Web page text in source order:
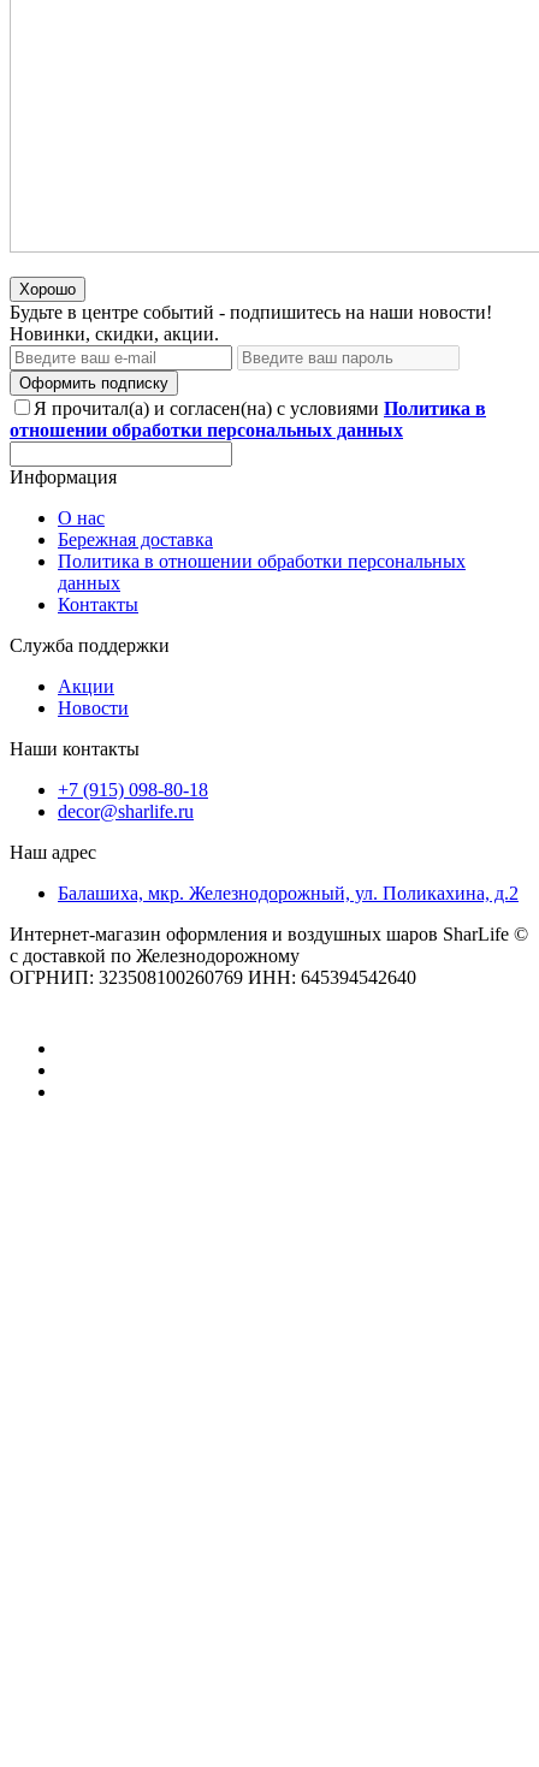
Хорошо
Будьте в центре событий - подпишитесь на наши новости!
Новинки, скидки, акции.
Оформить подписку
Я прочитал(а) и согласен(на) с условиями Политика в
отношении обработки персональных данных
Информация
О нас
Бережная доставка
Политика в отношении обработки персональных
данных
Контакты
Служба поддержки
Акции
Новости
Наши контакты
+7 (915) 098-80-18
decor@sharlife.ru
Наш адрес
Балашиха, мкр. Железнодорожный, ул. Поликахина, д.2
Интернет-магазин оформления и воздушных шаров SharLife ©
с доставкой по Железнодорожному
ОГРНИП: 323508100260769 ИНН: 645394542640